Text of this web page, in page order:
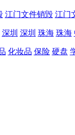
江门文件销毁 江门
深圳 深圳 珠海 珠海
化妆品 保险 硬盘